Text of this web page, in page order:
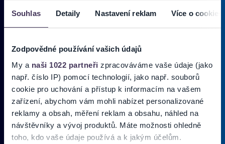
Souhlas Detaily Nastavení reklam Více o cookies
Zodpovědné používání vašich údajů
My a naši 1022 partneři zpracováváme vaše údaje (jako
např. číslo IP) pomocí technologií, jako např. souborů
cookie pro uchování a přístup k informacím na vašem
zařízení, abychom vám mohli nabízet personalizované
reklamy a obsah, měření reklam a obsahu, náhled na
návštěvníky a vývoj produktů. Máte možnosti ohledně
toho, kdo vaše údaje používá a k jakým účelům.
PRIHLÁSIŤ SA KODBERU NOVINIEK
Pridajte sa do zoznamu odberateľov a doručte si najnovšie špeciálne
ponuky priamo do doručenej pošty.
Vložte svoj email
Zadajte svoju e-mailovú adresu, na ktorú vám budeme zasielať